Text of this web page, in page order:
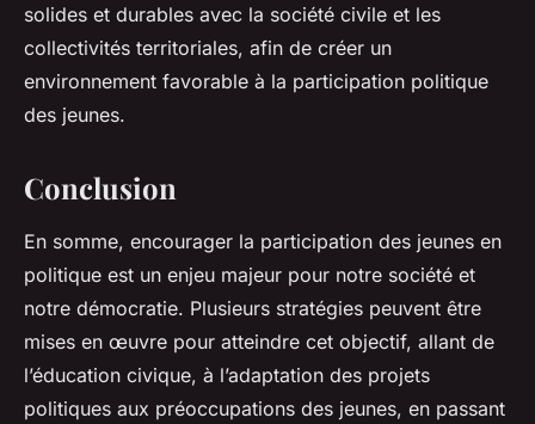
solides et durables avec la société civile et les
collectivités territoriales, afin de créer un
environnement favorable à la participation politique
des jeunes.
Conclusion
En somme, encourager la participation des jeunes en
politique est un enjeu majeur pour notre société et
notre démocratie. Plusieurs stratégies peuvent être
mises en œuvre pour atteindre cet objectif, allant de
l’éducation civique, à l’adaptation des projets
politiques aux préoccupations des jeunes, en passant